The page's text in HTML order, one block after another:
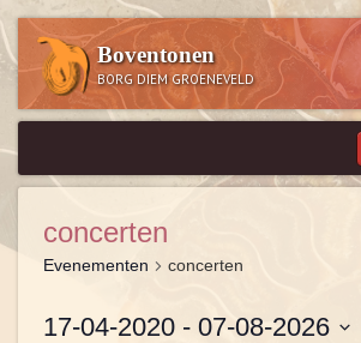
Boventonen
BORG DIEM GROENEVELD
concerten
Evenementen concerten
17-04-2020 - 07-08-2026